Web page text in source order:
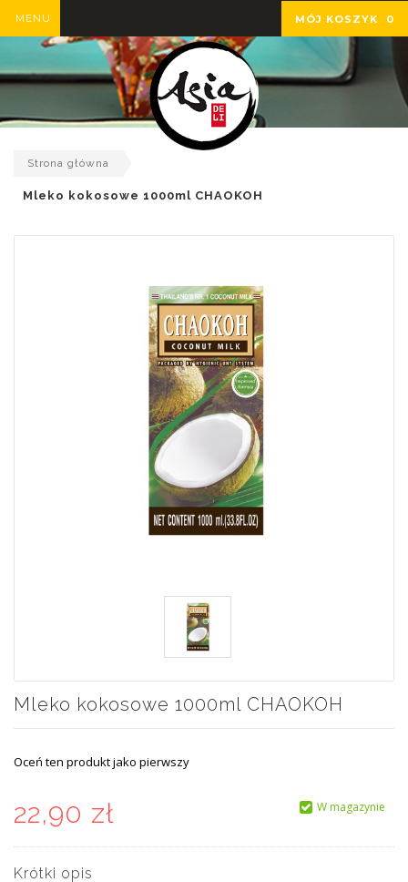
MÓJ KOSZYK 0
MENU
Strona główna
Mleko kokosowe 1000ml CHAOKOH
Mleko kokosowe 1000ml CHAOKOH
Oceń ten produkt jako pierwszy
22,90 zł W magazynie
Krótki opis